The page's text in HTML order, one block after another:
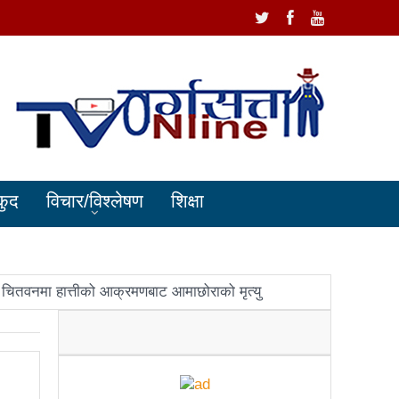
विचार/विश्लेषण शिक्षा
चितवनमा हात्तीको आक्रमणबाट आमाछोराको मृत्यु